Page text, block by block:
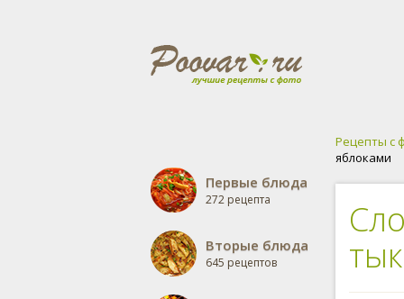
Первые блюда
272 рецепта
Вторые блюда
645 рецептов
Рецепты с
яблоками